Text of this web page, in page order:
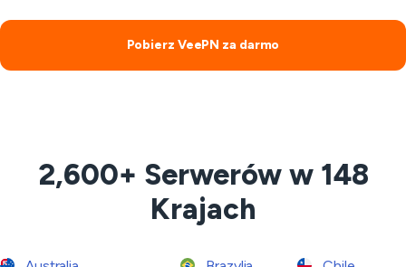
Pobierz VeePN za darmo
2,600+ Serwerów w 148
Krajach